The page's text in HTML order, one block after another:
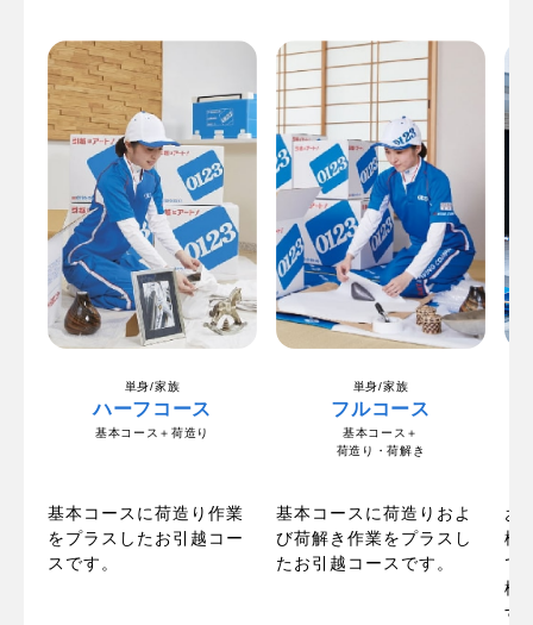
単身/家族
ハーフコース
基本コース＋荷造り
基本コースに荷造り作業
をプラスしたお引越コー
スです。
単身/家族
フルコース
基本コース＋
荷造り・荷解き
基本コースに荷造りおよ
び荷解き作業をプラスし
たお引越コースです。
お
梱
で
標
す